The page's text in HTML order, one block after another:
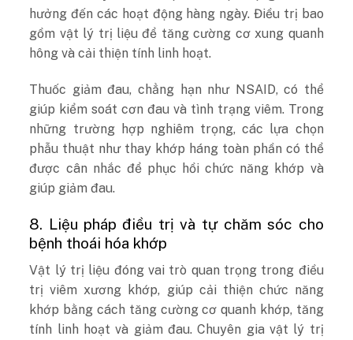
hưởng đến các hoạt động hàng ngày. Điều trị bao
gồm vật lý trị liệu để tăng cường cơ xung quanh
hông và cải thiện tính linh hoạt.
Thuốc giảm đau, chẳng hạn như NSAID, có thể
giúp kiểm soát cơn đau và tình trạng viêm. Trong
những trường hợp nghiêm trọng, các lựa chọn
phẫu thuật như thay khớp háng toàn phần có thể
được cân nhắc để phục hồi chức năng khớp và
giúp giảm đau.
8. Liệu pháp điều trị và tự chăm sóc cho
bệnh thoái hóa khớp
Vật lý trị liệu đóng vai trò quan trọng trong điều
trị viêm xương khớp, giúp cải thiện chức năng
khớp bằng cách tăng cường cơ quanh khớp, tăng
tính linh hoạt và giảm đau. Chuyên gia vật lý trị